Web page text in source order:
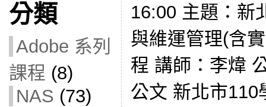
分類
Adobe 系列
課程 (8)
NAS (73)
16:00 主題：新
與維運管理(含
程 講師：李煒
公文 新北市110